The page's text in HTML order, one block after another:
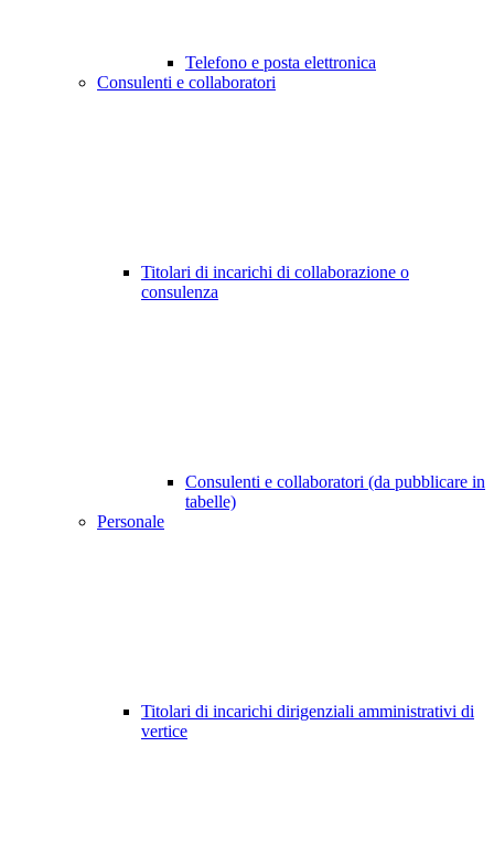
Telefono e posta elettronica
Consulenti e collaboratori
Titolari di incarichi di collaborazione o
consulenza
Consulenti e collaboratori (da pubblicare in
tabelle)
Personale
Titolari di incarichi dirigenziali amministrativi di
vertice